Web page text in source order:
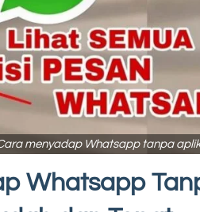
menyadap Whatsapp tanpa
Whatsapp